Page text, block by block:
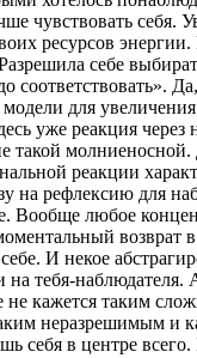
чувствовать себя.
ресурсов
себе
соответствовать».
для
уже реакция через
такой
реакции
на рефлексию для
Вообще любое
возврат
И некое
на тебя-наблюдателя.
не кажется таким
неразрешимым и
себя в центре